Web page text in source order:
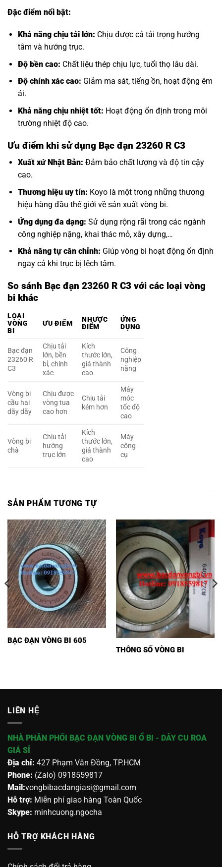
Đặc điểm nổi bật:
Khả năng chịu tải lớn: Chịu được cả tải trọng hướng
tâm và hướng trục.
Độ bền cao: Chất liệu thép chịu lực, tuổi thọ lâu dài.
Độ chính xác cao: Giảm ma sát, tiếng ồn, hoạt động êm
ái.
Khả năng chịu nhiệt tốt: Hoạt động ổn định trong môi
trường nhiệt độ cao.
Ưu điểm khi sử dụng Bạc đạn 23260 R C3
Xuất xứ Nhật Bản: Đảm bảo chất lượng và độ tin cậy
cao.
Thương hiệu uy tín: Koyo là một trong những thương
hiệu hàng đầu thế giới về sản xuất vòng bi.
Ứng dụng đa dạng: Sử dụng rộng rãi trong các ngành
công nghiệp nặng, khai thác mỏ, xây dựng,…
Khả năng tự căn chỉnh: Giúp vòng bi hoạt động ổn định
ngay cả khi trục bị lệch tâm.
So sánh Bạc đạn 23260 R C3 với các loại vòng
bi khác
LOẠI
VÒNG
BI
ƯU ĐIỂM
NHƯỢC
ĐIỂM
ỨNG
DỤNG
Bạc đạn
23260 R
C3
Chịu tải
lớn, bền
bỉ, chính
xác
Kích
thước lớn,
giá thành
cao
Công
nghiệp
nặng
Vòng bi
cầu hai
dãy dãy
Chịu được
vòng tua
cao hơn
Chịu tải
kém hơn
Máy
móc
tốc độ
cao
Vòng bi
chà
Chịu tải
hướng
trục lớn
Kích
thước lớn,
giá thành
cao
Máy
công
cụ
SẢN PHẨM TƯƠNG TỰ
BẠC ĐẠN VÒNG BI 605
THÔNG SỐ VÒNG BI
LIÊN HỆ
NHÀ PHÂN PHỐI BẠC ĐẠN VÒNG BI Ổ BI - DÂY CU ROA
GIÁ SỈ
Địa chỉ: 427 Phạm Văn Đồng, TP.HCM
Phone: (Zalo) 0918559817
Mail:vongbibacdangiasi@gmail.com
Hỗ trợ: Miễn phí giao hàng Toàn Quốc
Skype: minhcuong.ngocha
HỖ TRỢ KHÁCH HÀNG